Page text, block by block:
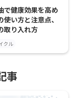
で健康効果を高め
使い方と注意点、
取り入れ方
クル
事